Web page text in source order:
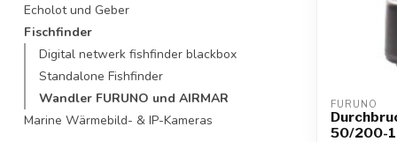
Echolot und Geber
Fischfinder
Digital netwerk fishfinder blackbox
Standalone Fishfinder
Wandler FURUNO und AIRMAR
Marine Wärmebild- & IP-Kameras
FURUNO
50/200-